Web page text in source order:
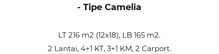
- Tipe Camelia
LT 216 m2 (12x18), LB 165 m2.
2 Lantai, 4+1 KT, 3+1 KM, 2 Carport.